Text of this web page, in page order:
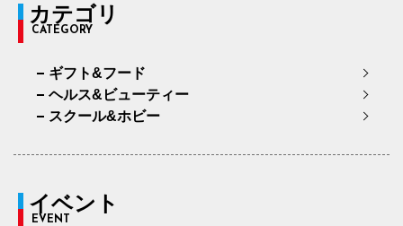
カテゴリ
CATEGORY
ギフト&フード
ヘルス&ビューティー
スクール&ホビー
イベント
EVENT